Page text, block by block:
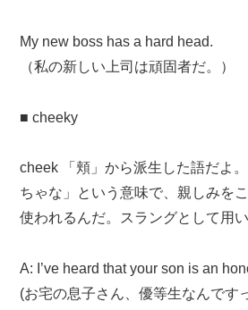
My new boss has a hard head.
（私の新しい上司は頑固者だ。）
■ cheeky
cheek 「頬」から派生した語だよ
ちゃな」という意味で、親しみを
使われるんだ。スラングとして用い
A: I’ve heard that your son is an
(お宅の息子さん、優等生なんです